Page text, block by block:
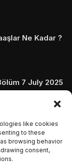
like cookies
to these
browsing behavior
consent,
Ne Kadar ?
7 July 2025